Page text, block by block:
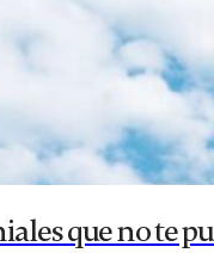
que no te